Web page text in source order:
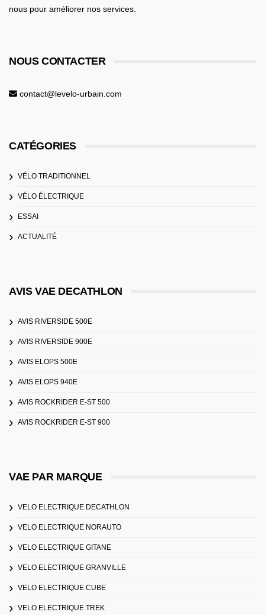
nous pour améliorer nos services.
NOUS CONTACTER
contact@levelo-urbain.com
CATÉGORIES
VÉLO TRADITIONNEL
VÉLO ÉLECTRIQUE
ESSAI
ACTUALITÉ
AVIS VAE DECATHLON
AVIS RIVERSIDE 500E
AVIS RIVERSIDE 900E
AVIS ELOPS 500E
AVIS ELOPS 940E
AVIS ROCKRIDER E-ST 500
AVIS ROCKRIDER E-ST 900
VAE PAR MARQUE
VELO ELECTRIQUE DECATHLON
VELO ELECTRIQUE NORAUTO
VELO ELECTRIQUE GITANE
VELO ELECTRIQUE GRANVILLE
VELO ELECTRIQUE CUBE
VELO ELECTRIQUE TREK